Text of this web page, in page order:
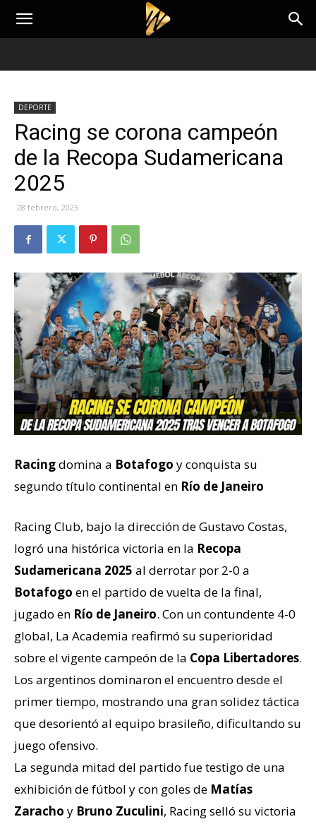
DEPORTE
Racing se corona campeón
de la Recopa Sudamericana
2025
28 febrero, 2025
Racingdomina a Botafogo y conquista su
segundo título continental en Río de Janeiro
Racing Club, bajo la dirección de Gustavo Costas,
logró una histórica victoria en la Recopa
Sudamericana 2025 al derrotar por 2-0 a
Botafogo en el partido de vuelta de la final,
jugado en Río de Janeiro. Con un contundente 4-0
global, La Academia reafirmó su superioridad
sobre el vigente campeón de la Copa Libertadores.
Los argentinos dominaron el encuentro desde el
primer tiempo, mostrando una gran solidez táctica
que desorientó al equipo brasileño, dificultando su
juego ofensivo.
La segunda mitad del partido fue testigo de una
exhibición de fútbol y con goles de Matías
Zaracho y Bruno Zuculini, Racing selló su victoria